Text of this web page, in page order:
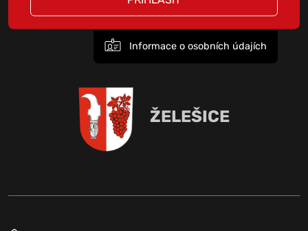
Informace o osobních údajích
ŽELEŠICE